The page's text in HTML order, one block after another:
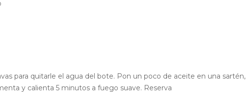
para quitarle el agua del bote. Pon un poco de aceite en una sartén,
y calienta 5 minutos a fuego suave. Reserva